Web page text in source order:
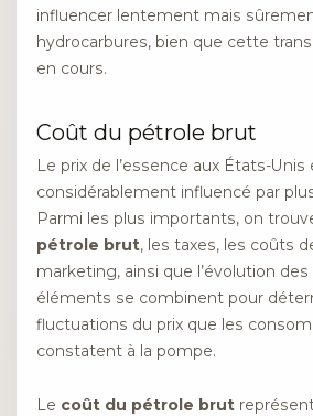
influencer lentement mais
hydrocarbures, bien que cette
en cours.
Coût du pétrole brut
Le prix de l’essence aux États-Unis
considérablement influencé par
Parmi les plus importants, on
pétrole brut, les taxes, les coûts
marketing, ainsi que l’évolution des
éléments se combinent pour
fluctuations du prix que les
constatent à la pompe.
Le coût du pétrole brut